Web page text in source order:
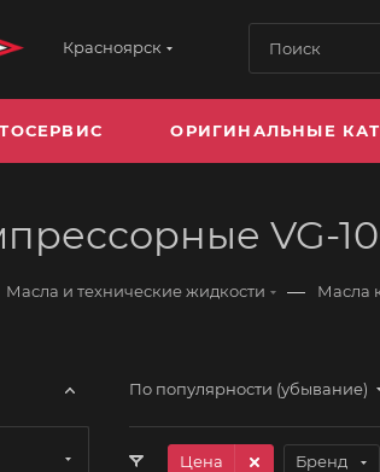
Красноярск
ОРИГИНАЛЬНЫЕ
VG-
Масла и технические жидкости — Масла
По популярности (убывание)
Цена Бренд